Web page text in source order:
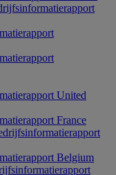
United
France
Belgium